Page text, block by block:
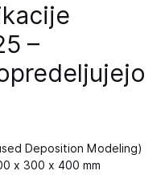
–
Deposition Modeling)
x 300 x 400 mm